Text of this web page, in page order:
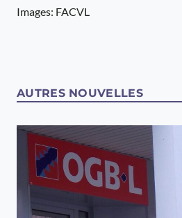
Images: FACVL
AUTRES NOUVELLES